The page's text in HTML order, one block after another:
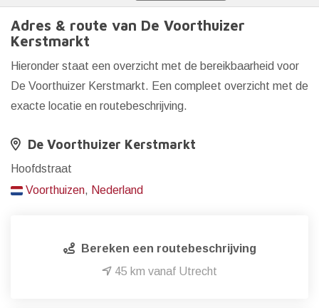
Adres & route van De Voorthuizer
Kerstmarkt
Hieronder staat een overzicht met de bereikbaarheid voor
De Voorthuizer Kerstmarkt. Een compleet overzicht met de
exacte locatie en routebeschrijving.
De Voorthuizer Kerstmarkt
Hoofdstraat
Voorthuizen, Nederland
Bereken een routebeschrijving
45 km vanaf Utrecht